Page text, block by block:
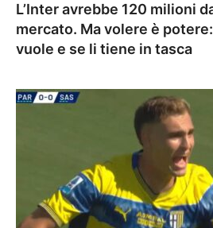
L’Inter avrebbe 120 milioni
mercato. Ma volere è
vuole e se li tiene in tasca